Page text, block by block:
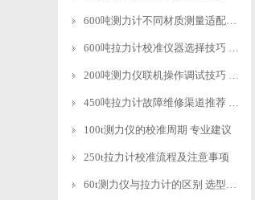
600吨测力计不同材质测量适配技巧
600吨拉力计校准仪器选择技巧 适配需求
200吨测力仪联机操作调试技巧 快速适配
450吨拉力计故障维修渠道推荐 专业靠谱
100t测力仪的校准周期 专业建议
250t拉力计校准流程及注意事项
60t测力仪与拉力计的区别 选型指南